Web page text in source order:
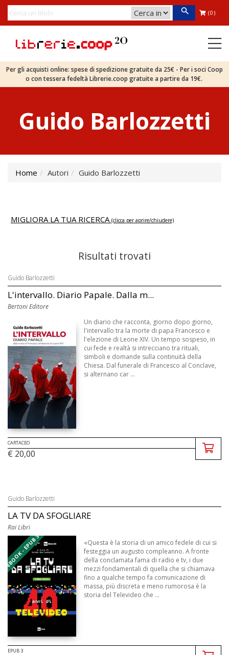
(0)
Per gli acquisti online: spese di spedizione gratuite da 25€ - Per i soci Coop
o con tessera fedeltà Librerie.coop gratuite a partire da 19€.
Guido Barlozzetti
Home Autori Guido Barlozzetti
MIGLIORA LA TUA RICERCA (clicca per aprire/chiudere)
Risultati trovati
Guido Barlozzetti
L'intervallo. Diario Papale. Dalla m...
Bertoni Editore
Un diario che racconta, giorno dopo giorno,
l'intervallo tra la morte di papa Francesco e
l'elezione di Leone XIV. Un tempo sospeso, in
cui fede e realtà si intrecciano tra rituali,
simboli e domande sulla continuità della
Chiesa. Dal funerale di Francesco al Conclave,
si alternano car ...
CARTACEO
€ 20,00
Guido Barlozzetti
LA TV DA SFOGLIARE
Rai Libri
EBOOK - EPUB 3
«Questa è la storia di un amico fedele di cui si
festeggia un augusto compleanno. A fronte
della conclamata fama di radio e tv, i due
mezzi fondamentali di quella che si chiamava
fino a qualche tempo fa comunicazione di
massa, più discreta e meno rumorosa è la
storia del Televideo che ...
EPUB 3